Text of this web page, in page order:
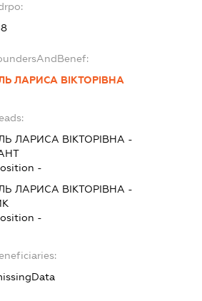
ЛАРИСА ВІКТОРІВНА
ЛАРИСА ВІКТОРІВНА -
-
ЛАРИСА ВІКТОРІВНА -
-